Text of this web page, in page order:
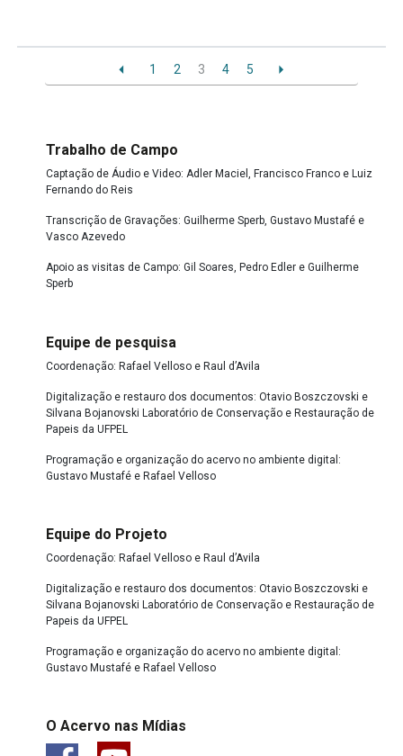
1 2 3 4 5
Trabalho de Campo
Captação de Áudio e Video: Adler Maciel, Francisco Franco e Luiz
Fernando do Reis
Transcrição de Gravações: Guilherme Sperb, Gustavo Mustafé e
Vasco Azevedo
Apoio as visitas de Campo: Gil Soares, Pedro Edler e Guilherme
Sperb
Equipe de pesquisa
Coordenação: Rafael Velloso e Raul d’Avila
Digitalização e restauro dos documentos: Otavio Boszczovski e
Silvana Bojanovski Laboratório de Conservação e Restauração de
Papeis da UFPEL
Programação e organização do acervo no ambiente digital:
Gustavo Mustafé e Rafael Velloso
Equipe do Projeto
Coordenação: Rafael Velloso e Raul d’Avila
Digitalização e restauro dos documentos: Otavio Boszczovski e
Silvana Bojanovski Laboratório de Conservação e Restauração de
Papeis da UFPEL
Programação e organização do acervo no ambiente digital:
Gustavo Mustafé e Rafael Velloso
O Acervo nas Mídias